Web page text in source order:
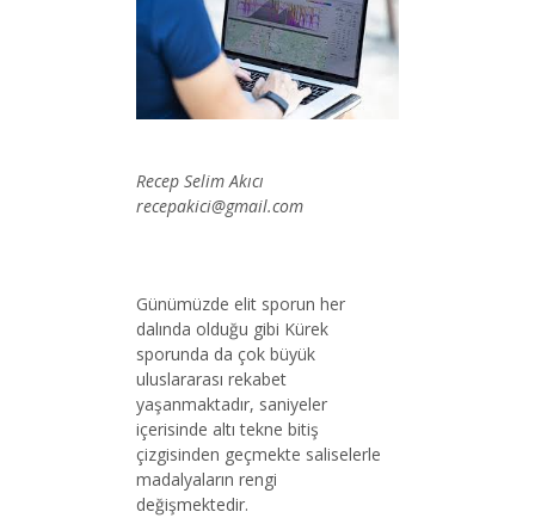
Recep Selim Akıcı
recepakici@gmail.com
Günümüzde elit sporun her
dalında olduğu gibi Kürek
sporunda da çok büyük
uluslararası rekabet
yaşanmaktadır, saniyeler
içerisinde altı tekne bitiş
çizgisinden geçmekte saliselerle
madalyaların rengi
değişmektedir.